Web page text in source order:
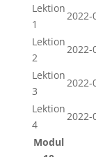
Lektion
1
2022-
Lektion
2
Lektion
3
Lektion
4
Modul